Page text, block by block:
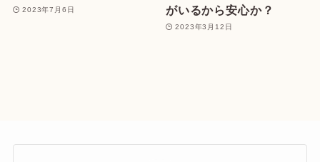
2023年7月6日
がいるから安心か？
2023年3月12日